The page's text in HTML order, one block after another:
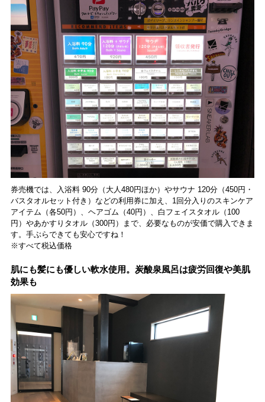
券売機では、入浴料 90分（大人480円ほか）やサウナ 120分（450円・
バスタオルセット付き）などの利用券に加え、1回分入りのスキンケア
アイテム（各50円）、ヘアゴム（40円）、白フェイスタオル（100
円）やあかすりタオル（300円）まで、必要なものが安価で購入できま
す。手ぶらできても安心ですね！
※すべて税込価格
肌にも髪にも優しい軟水使用。炭酸泉風呂は疲労回復や美肌
効果も